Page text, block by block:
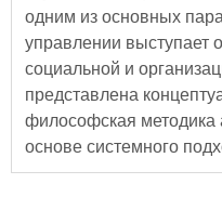
одним из основных
управлении выступает
социальной и
представлена
философская
основе системного